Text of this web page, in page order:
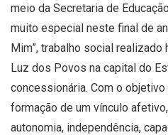
meio da Secretaria de
muito especial neste final de
Mim”, trabalho social
Luz dos Povos na capital do
concessionária. Com o objetivo
formação de um vínculo
autonomia, independência,